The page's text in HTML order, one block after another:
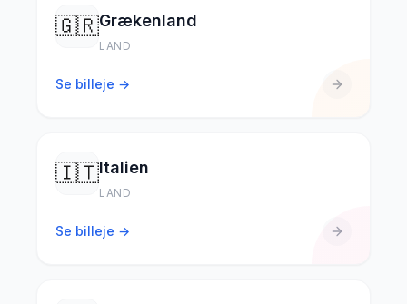
🇬🇷Grækenland
LAND
Se billeje →
🇮🇹Italien
LAND
Se billeje →